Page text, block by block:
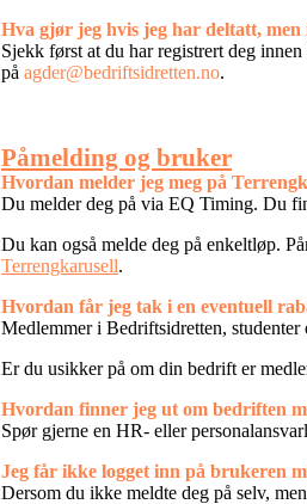
Hva gjør jeg hvis jeg har deltatt, men
Sjekk først at du har registrert deg
på agder@bedriftsidretten.no.
Påmelding og bruker
Hvordan melder jeg meg på
Du melder deg på via EQ Timing. Du
Du kan også melde deg på enkeltløp.
Terrengkarusell.
Hvordan får jeg tak i en eventuell
Medlemmer i Bedriftsidretten,
Er du usikker på om din bedrift er
Hvordan finner jeg ut om bedriften
Spør gjerne en HR- eller
Jeg får ikke logget inn på brukeren
Dersom du ikke meldte deg på selv,